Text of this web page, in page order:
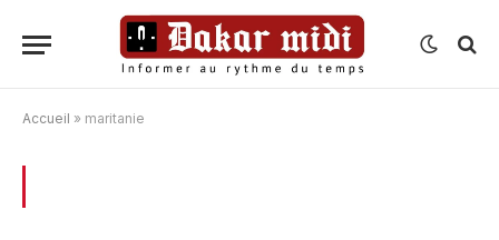
Accueil » maritanie